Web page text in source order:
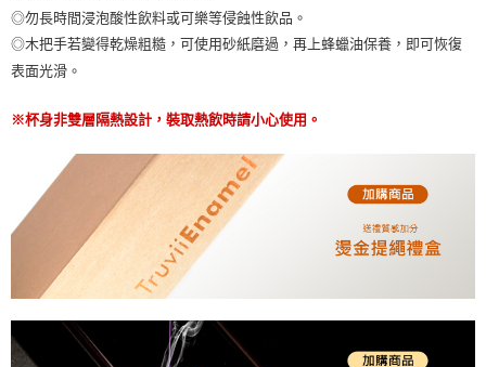
◎勿長時間浸泡酸性飲料或可樂等侵蝕性飲品。
◎木把手若變得乾燥粗糙，可使用砂紙磨過，再上蜂蠟油保養，即可恢復
表面光滑。
※杯身非雙層隔熱設計，裝取熱飲時請小心使用。